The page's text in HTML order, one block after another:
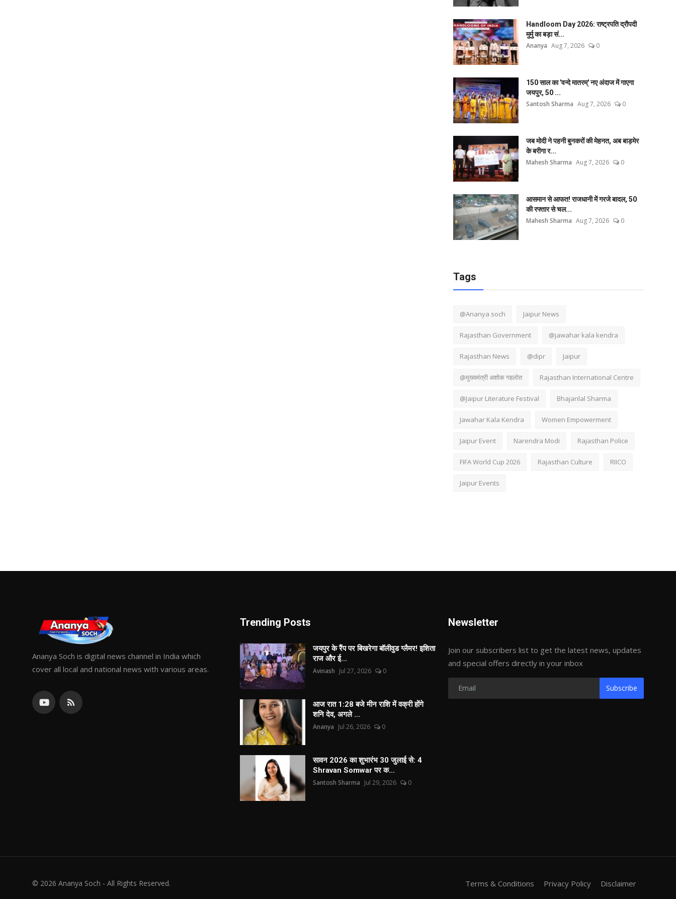
Handloom Day 2026: राष्ट्रपति द्रौपदी
मुर्मु का बड़ा सं...
Ananya Aug 7, 2026 0
150 साल का 'वन्दे मातरम्' नए अंदाज में गाएगा
जयपुर, 50 ...
Santosh Sharma Aug 7, 2026 0
जब मोदी ने पहनी बुनकरों की मेहनत, अब बाड़मेर
के बरीगा र...
Mahesh Sharma Aug 7, 2026 0
आसमान से आफत! राजधानी में गरजे बादल, 50
की रफ्तार से चल...
Mahesh Sharma Aug 7, 2026 0
Tags
@Ananya soch Jaipur News
Rajasthan Government @jawahar kala kendra
Rajasthan News @dipr Jaipur
@मुख्यमंत्री अशोक गहलोत Rajasthan International Centre
@Jaipur Literature Festival Bhajanlal Sharma
Jawahar Kala Kendra Women Empowerment
Jaipur Event Narendra Modi Rajasthan Police
FIFA World Cup 2026 Rajasthan Culture RIICO
Jaipur Events
Ananya Soch is digital news channel in India which
cover all local and national news with various areas.
Trending Posts
जयपुर के रैंप पर बिखरेगा बॉलीवुड ग्लैमर! इशिता
राज और ई...
Avinash Jul 27, 2026 0
आज रात 1:28 बजे मीन राशि में वक्री होंगे
शनि देव, अगले ...
Ananya Jul 26, 2026 0
सावन 2026 का शुभारंभ 30 जुलाई से: 4
Shravan Somwar पर क...
Santosh Sharma Jul 29, 2026 0
Newsletter
Join our subscribers list to get the latest news, updates
and special offers directly in your inbox
Subscribe
© 2026 Ananya Soch - All Rights Reserved. Terms & Conditions Privacy Policy Disclaimer